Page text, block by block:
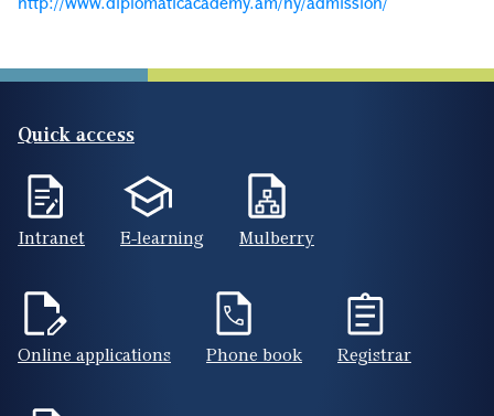
Quick access
Intranet E-learning Mulberry
Online applications Phone book Registrar